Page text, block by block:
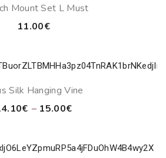
Mount Set L Must
11.00€
Silk Hanging Vine
€ – 15.00€
through